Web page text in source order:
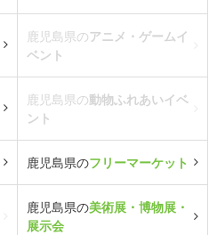
鹿児島県のアニメ・ゲームイ
ベント
鹿児島県の動物ふれあいイベ
ント
鹿児島県のフリーマーケット
鹿児島県の美術展・博物展・
展示会